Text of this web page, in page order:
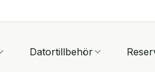
Datortillbehör